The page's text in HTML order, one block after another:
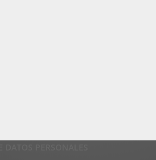
PERSONALES